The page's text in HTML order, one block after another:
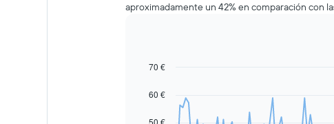
aproximadamente un 42% en comparación con
Line
91
points.
Chart
50 €
60 €
70 €